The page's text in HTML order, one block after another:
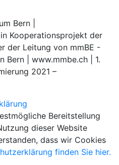
Bern |
Kooperationsprojekt der
der Leitung von mmBE -
Bern | www.mmbe.ch | 1.
2021 –
Bereitstellung
dieser Website
dass wir Cookies
finden Sie hier.